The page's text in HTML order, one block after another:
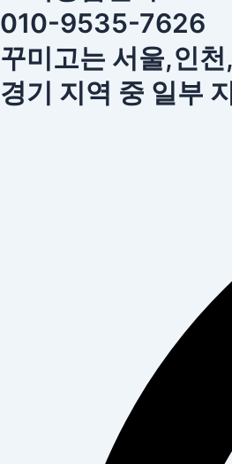
010-9535-7626
꾸미고는 서울,인
경기 지역 중 일부